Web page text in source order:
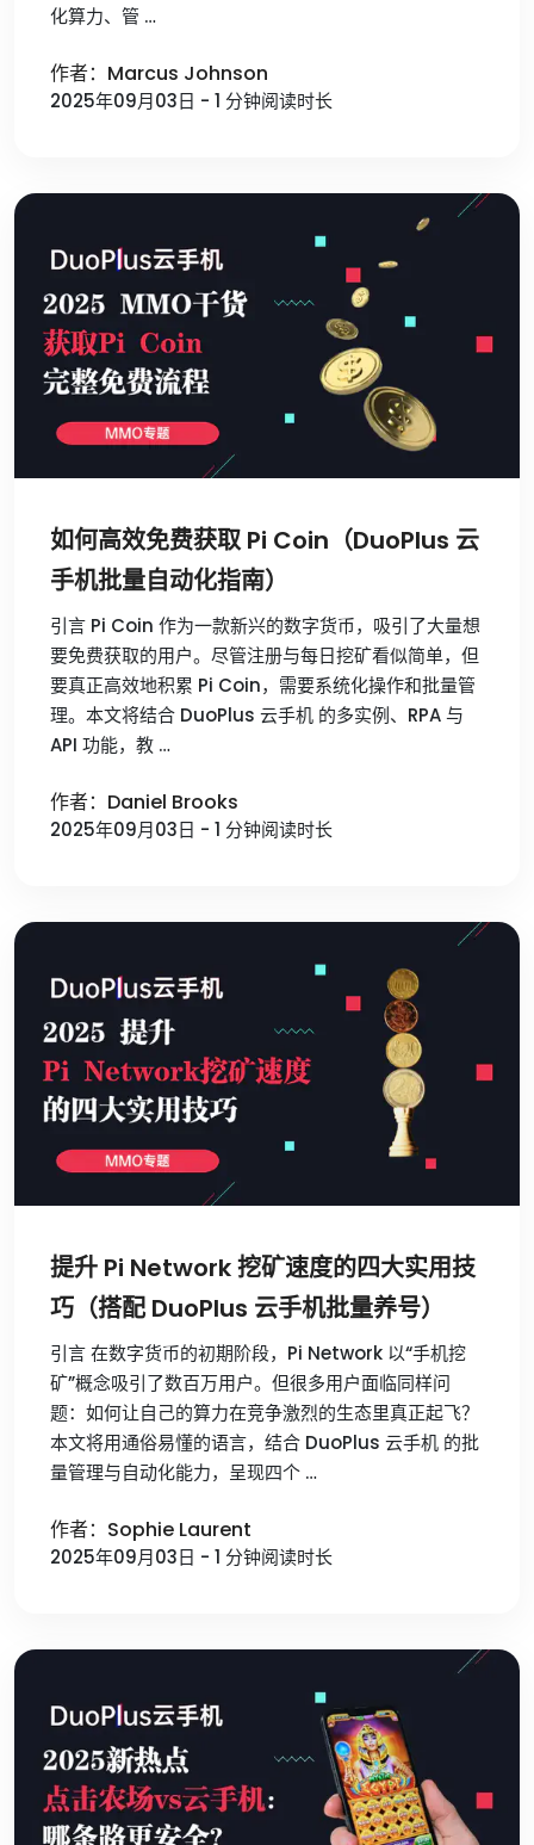
化算力、管 …
作者：Marcus Johnson
2025年09月03日 - 1 分钟阅读时长
如何高效免费获取 Pi Coin（DuoPlus 云
手机批量自动化指南）
引言 Pi Coin 作为一款新兴的数字货币，吸引了大量想
要免费获取的用户。尽管注册与每日挖矿看似简单，但
要真正高效地积累 Pi Coin，需要系统化操作和批量管
理。本文将结合 DuoPlus 云手机 的多实例、RPA 与
API 功能，教 …
作者：Daniel Brooks
2025年09月03日 - 1 分钟阅读时长
提升 Pi Network 挖矿速度的四大实用技
巧（搭配 DuoPlus 云手机批量养号）
引言 在数字货币的初期阶段，Pi Network 以“手机挖
矿”概念吸引了数百万用户。但很多用户面临同样问
题：如何让自己的算力在竞争激烈的生态里真正起飞？
本文将用通俗易懂的语言，结合 DuoPlus 云手机 的批
量管理与自动化能力，呈现四个 …
作者：Sophie Laurent
2025年09月03日 - 1 分钟阅读时长